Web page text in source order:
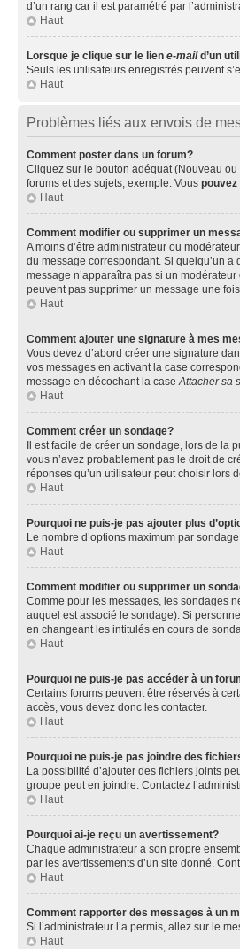
d’un rang car il est paramétré par
Haut
Lorsque je clique sur le lien e-maild’un
Seuls les utilisateurs enregistrés peuvent
Haut
Problèmes liés aux envois de
Comment poster dans un forum?
Cliquez sur le bouton adéquat (Nouveau
forums et des sujets, exemple: Vous pouvez
Haut
Comment modifier ou supprimer un
A moins d’être administrateur ou
du message correspondant. Si quelqu’un a
message n’apparaîtra pas si un
peuvent pas supprimer un message une
Haut
Comment ajouter une signature à mes
Vous devez d’abord créer une signature
vos messages en activant la case
message en décochant la caseAttacher sa
Haut
Comment créer un sondage?
Il est facile de créer un sondage, lors de la
vous n’avez probablement pas le droit de
réponses qu’un utilisateur peut choisir lors
Haut
Pourquoi ne puis-je pas ajouter plus
Le nombre d’options maximum par
Haut
Comment modifier ou supprimer un
Comme pour les messages, les sondages
auquel est associé le sondage). Si
en changeant les intitulés en cours de
Haut
Pourquoi ne puis-je pas accéder à un
Certains forums peuvent être réservés à
accès, vous devez donc les contacter.
Haut
Pourquoi ne puis-je pas joindre des
La possibilité d’ajouter des fichiers joints
groupe peut en joindre. Contactez
Haut
Pourquoi ai-je reçu un avertissement?
Chaque administrateur a son propre
par les avertissements d’un site donné.
Haut
Comment rapporter des messages à un
Si l’administrateur l’a permis, allez sur le
Haut